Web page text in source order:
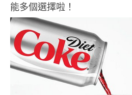
能多個選擇啦！